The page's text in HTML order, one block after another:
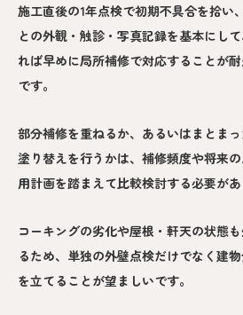
施工直後の1年点検で初期不具合を拾い
との外観・触診・写真記録を基本にし
れば早めに局所補修で対応することが
です。
部分補修を重ねるか、あるいはまとま
塗り替えを行うかは、補修頻度や将来
用計画を踏まえて比較検討する必要があ
コーキングの劣化や屋根・軒天の状態
るため、単独の外壁点検だけでなく建
を立てることが望ましいです。